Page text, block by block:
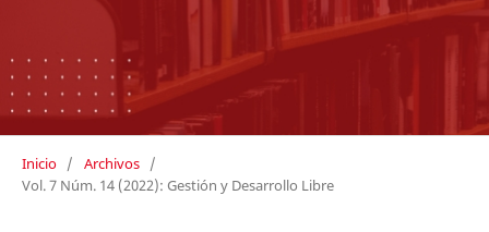
Inicio / Archivos /
Vol. 7 Núm. 14 (2022): Gestión y Desarrollo Libre